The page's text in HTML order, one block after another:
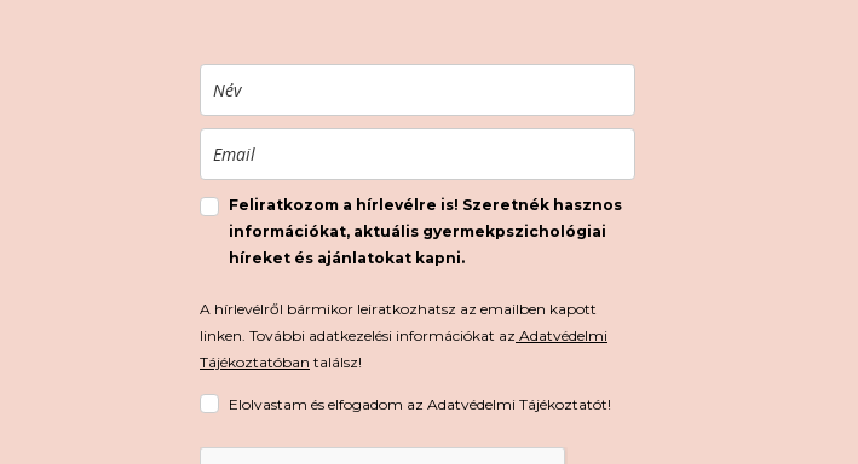
Feliratkozom a hírlevélre is! Szeretnék hasznos
információkat, aktuális gyermekpszichológiai
híreket és ajánlatokat kapni.
A hírlevélről bármikor leiratkozhatsz az emailben kapott
linken. További adatkezelési információkat az Adatvédelmi
Tájékoztatóban találsz!
Elolvastam és elfogadom az Adatvédelmi Tájékoztatót!